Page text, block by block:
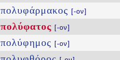
πολυφάρμακος [-ον]
πολύφατος [-ον]
πολύφημος [-ον]